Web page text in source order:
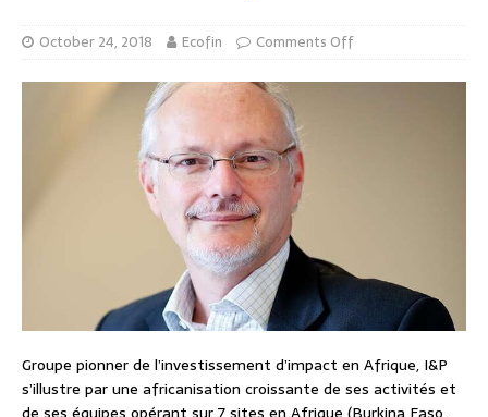
October 24, 2018 Ecofin Comments Off
Groupe pionner de l’investissement d’impact en Afrique, I&P
s’illustre par une africanisation croissante de ses activités et